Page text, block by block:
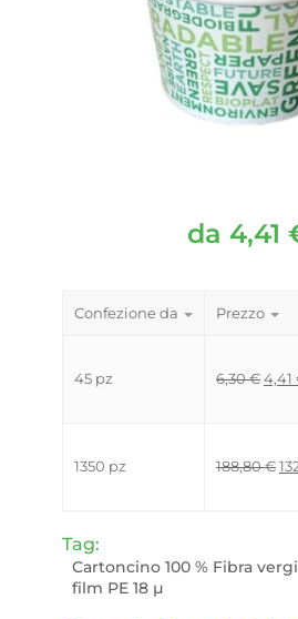
da 4,41
Confezione da Prezzo
45 pz 6,30€Il
4,41
1350 pz 188,80€Il
Tag:
Cartoncino 100 % Fibra
film PE 18 µ